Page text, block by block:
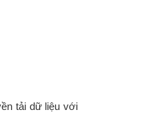
tải dữ liệu với